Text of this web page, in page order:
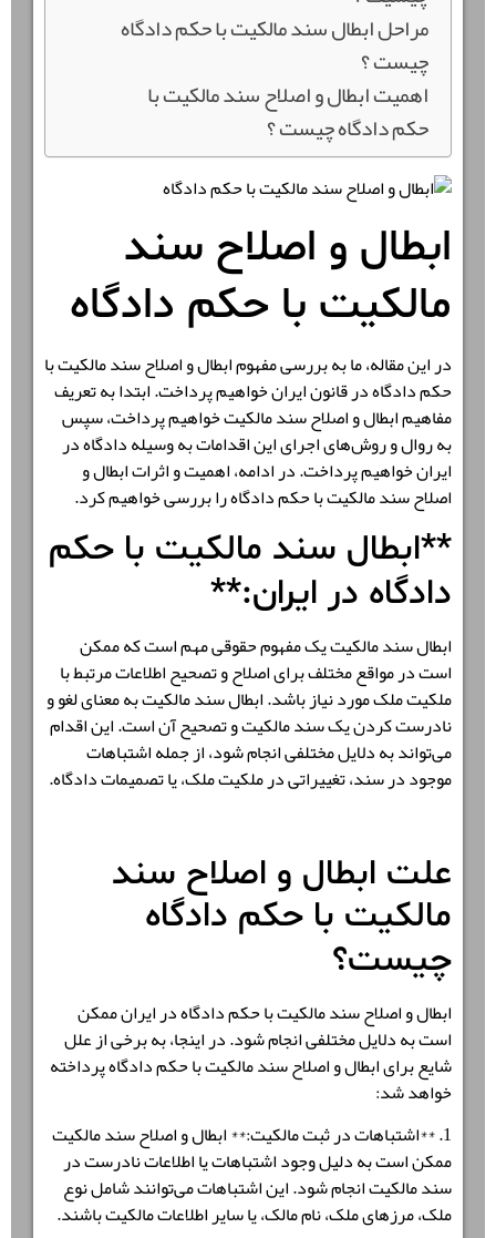
مراحل ابطال سند مالکیت با حکم دادگاه
چیست ؟
اهمیت ابطال و اصلاح سند مالکیت با
حکم دادگاه چیست ؟
ابطال و اصلاح سند
مالکیت با حکم دادگاه
در این مقاله، ما به بررسی مفهومابطال و اصلاح سند مالکیت با
حکم دادگاهدر قانون ایران خواهیم پرداخت. ابتدا به تعریف
مفاهیم ابطال و اصلاح سند مالکیت خواهیم پرداخت، سپس
به روال و روش‌های اجرای این اقدامات به وسیله دادگاه در
ایران خواهیم پرداخت. در ادامه، اهمیت و اثراتابطال و
اصلاح سند مالکیت با حکم دادگاهرا بررسی خواهیم کرد.
**ابطال سند مالکیت با حکم
دادگاه در ایران:**
ابطال سند مالکیت یک مفهوم حقوقی مهم است که ممکن
است در مواقع مختلف برای اصلاح و تصحیح اطلاعات مرتبط با
ملکیت ملک مورد نیاز باشد. ابطال سند مالکیت به معنای لغو و
نادرست کردن یک سند مالکیت و تصحیح آن است. این اقدام
می‌تواند به دلایل مختلفی انجام شود، از جمله اشتباهات
موجود در سند، تغییراتی در ملکیت ملک، یا تصمیمات دادگاه.
علت ابطال و اصلاح سند
مالکیت با حکم دادگاه
چیست؟
ابطال و اصلاح سند مالکیت با حکم دادگاهدر ایران ممکن
است به دلایل مختلفی انجام شود. در اینجا، به برخی از علل
شایع برای ابطال و اصلاح سند مالکیت با حکم دادگاه پرداخته
خواهد شد:
1. **
اشتباهات در ثبت مالکیت:**ابطال و اصلاح سند مالکیت
ممکن است به دلیل وجود اشتباهات یا اطلاعات نادرست در
سند مالکیت انجام شود. این اشتباهات می‌توانند شامل نوع
ملک، مرزهای ملک، نام مالک، یا سایر اطلاعات مالکیت باشند.